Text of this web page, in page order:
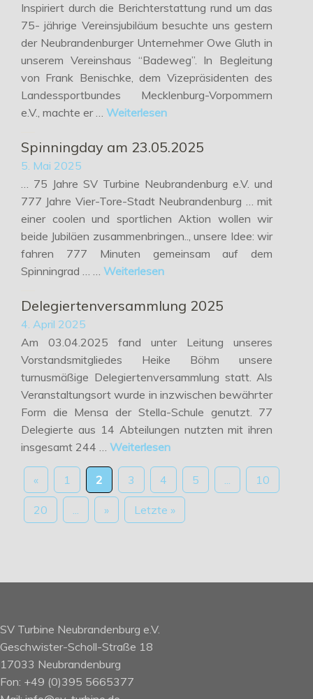
Inspiriert durch die Berichterstattung rund um das
75- jährige Vereinsjubiläum besuchte uns gestern
der Neubrandenburger Unternehmer Owe Gluth in
unserem Vereinshaus “Badeweg”. In Begleitung
von Frank Benischke, dem Vizepräsidenten des
Landessportbundes Mecklenburg-Vorpommern
e.V., machte er … Weiterlesen
Spinningday am 23.05.2025
5. Mai 2025
… 75 Jahre SV Turbine Neubrandenburg e.V. und
777 Jahre Vier-Tore-Stadt Neubrandenburg … mit
einer coolen und sportlichen Aktion wollen wir
beide Jubiläen zusammenbringen.., unsere Idee: wir
fahren 777 Minuten gemeinsam auf dem
Spinningrad … … Weiterlesen
Delegiertenversammlung 2025
4. April 2025
Am 03.04.2025 fand unter Leitung unseres
Vorstandsmitgliedes Heike Böhm unsere
turnusmäßige Delegiertenversammlung statt. Als
Veranstaltungsort wurde in inzwischen bewährter
Form die Mensa der Stella-Schule genutzt. 77
Delegierte aus 14 Abteilungen nutzten mit ihren
insgesamt 244 … Weiterlesen
« 1 2 3 4 5 ... 10
20 ... » Letzte »
SV Turbine Neubrandenburg e.V.
Geschwister-Scholl-Straße 18
17033 Neubrandenburg
Fon: +49 (0)395 5665377